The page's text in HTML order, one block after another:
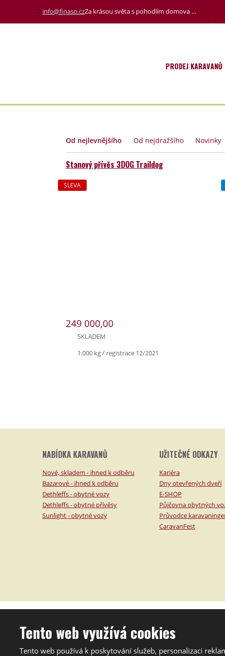
info@finaso.czZa krásou světa s pohodlím domova …
PRODEJ KARAVANŮ
Od nejlevnějšího Od nejdražšího Novinky
Stanový přívěs 3DOG Traildog
249 000,00
SLEVA
SKLADEM
1.000 kg / registrace 12/2021
NABÍDKA KARAVANŮ
Nové, skladem - ihned k odběru
Bazarové - ihned k odběru
Dethleffs - obytné vozy
Dethleffs - obytné přívěsy
Sunlight - obytné vozy
UŽITEČNÉ ODKAZY
Kariéra
Dny otevřených dveří
E-SHOP
Půjčovna obytných
Průvodce
CaravanFest
Mapa stránek
Podmínky použití
Tento web je chráněn pomocí Google ReCAPTCHA a platí pro něj
Tento web využívá cookies
Tento web používá k poskytování služeb, personalizaci